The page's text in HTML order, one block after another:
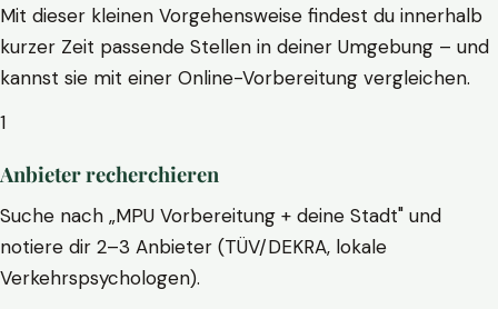
Mit dieser kleinen Vorgehensweise findest du innerhalb
kurzer Zeit passende Stellen in deiner Umgebung – und
kannst sie mit einer Online-Vorbereitung vergleichen.
1
Anbieter recherchieren
Suche nach „MPU Vorbereitung + deine Stadt" und
notiere dir 2–3 Anbieter (TÜV/DEKRA, lokale
Verkehrspsychologen).